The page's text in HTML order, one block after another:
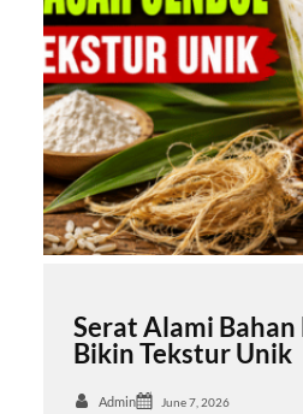
Serat Alami Bahan
Bikin Tekstur Unik
Admin June 7, 2026